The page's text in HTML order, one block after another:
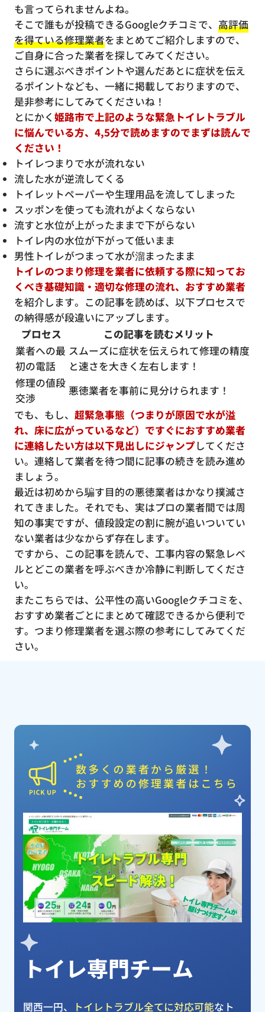
も言ってられませんよね。
そこで誰もが投稿できるGoogleクチコミで、 高評価
を得ている修理業者をまとめてご紹介しますので、
ご自身に合った業者を探してみてください。
さらに選ぶべきポイントや選んだあとに症状を伝え
るポイントなども、一緒に掲載しておりますので、
是非参考にしてみてくださいね！
とにかく 姫路市で上記のような緊急トイレトラブル
に悩んでいる方、4,5分で読めますのでまずは読んで
ください！
トイレつまりで水が流れない
流した水が逆流してくる
トイレットペーパーや生理用品を流してしまった
スッポンを使っても流れがよくならない
流すと水位が上がったままで下がらない
トイレ内の水位が下がって低いまま
男性トイレがつまって水が溜まったまま
トイレのつまり修理を業者に依頼する際に知ってお
くべき基礎知識・適切な修理の流れ、おすすめ業者
を紹介します。この記事を読めば、以下プロセスで
の納得感が段違いにアップします。
プロセス
この記事を読むメリット
業者への最
初の電話
スムーズに症状を伝えられて修理の精度
と速さを大きく左右します！
修理の値段
交渉
悪徳業者を事前に見分けられます！
でも、もし、 超緊急事態（つまりが原因で水が溢
れ、床に広がっているなど）ですぐにおすすめ業者
に連絡したい方は以下見出しにジャンプしてくださ
い。連絡して業者を待つ間に記事の続きを読み進め
ましょう。
最近は初めから騙す目的の悪徳業者はかなり撲滅さ
れてきました。それでも、実はプロの業者間では周
知の事実ですが、値段設定の割に腕が追いついてい
ない業者は少なからず存在します。
ですから、この記事を読んで、工事内容の緊急レベ
ルとどこの業者を呼ぶべきか冷静に判断してくださ
い。
またこちらでは、公平性の高いGoogleクチコミを、
おすすめ業者ごとにまとめて確認できるから便利で
す。つまり修理業者を選ぶ際の参考にしてみてくだ
さい。
ピックアップ業者
トイレ専門チーム
関西一円、 トイレトラブル全てに対応可能なト